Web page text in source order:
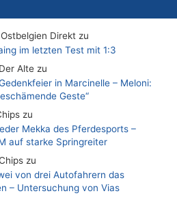
Direkt zu
im letzten Test mit 1:3
Alte zu
in Marcinelle – Meloni:
Geste“
zu
Mekka des Pferdesports –
auf starke Springreiter
zu
von drei Autofahrern das
– Untersuchung von Vias